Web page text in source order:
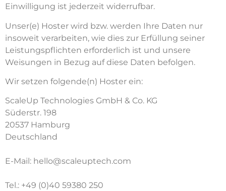
Einwilligung ist jederzeit widerrufbar.
Unser(e) Hoster wird bzw. werden Ihre Daten nur
insoweit verarbeiten, wie dies zur Erfüllung seiner
Leistungspflichten erforderlich ist und unsere
Weisungen in Bezug auf diese Daten befolgen.
Wir setzen folgende(n) Hoster ein:
ScaleUp Technologies GmbH & Co. KG
Süderstr. 198
20537 Hamburg
Deutschland
E-Mail: hello@scaleuptech.com
Tel.: +49 (0)40 59380 250